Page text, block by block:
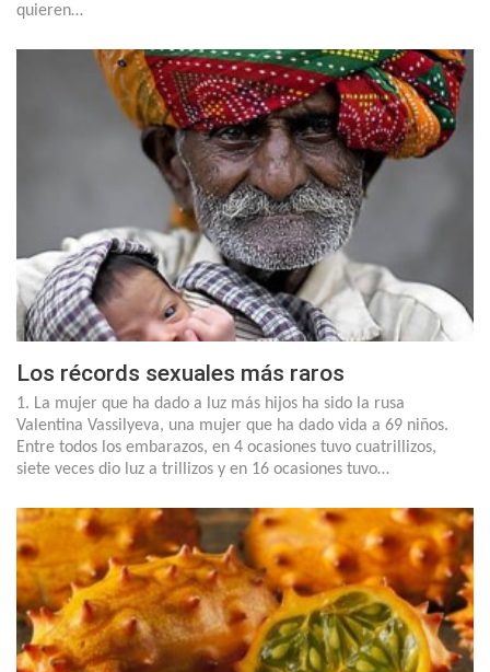
quieren…
Los récords sexuales más raros
1. La mujer que ha dado a luz más hijos ha sido la rusa
Valentina Vassilyeva, una mujer que ha dado vida a 69 niños.
Entre todos los embarazos, en 4 ocasiones tuvo cuatrillizos,
siete veces dio luz a trillizos y en 16 ocasiones tuvo…